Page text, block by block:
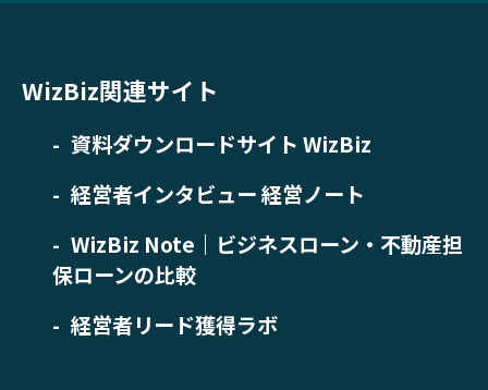
WizBiz関連サイト
資料ダウンロードサイト WizBiz
経営者インタビュー 経営ノート
WizBiz Note｜ビジネスローン・不動産担
保ローンの比較
経営者リード獲得ラボ